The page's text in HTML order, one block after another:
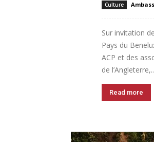
Culture
Sur invitation
Pays du
ACP et des
de
Read more